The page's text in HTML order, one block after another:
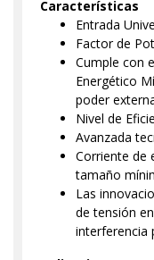
Características
Entrada
Factor de
Cumple con
Energético
poder
Nivel de
Avanzada
Corriente de
tamaño
Las
de tensión
interferencia